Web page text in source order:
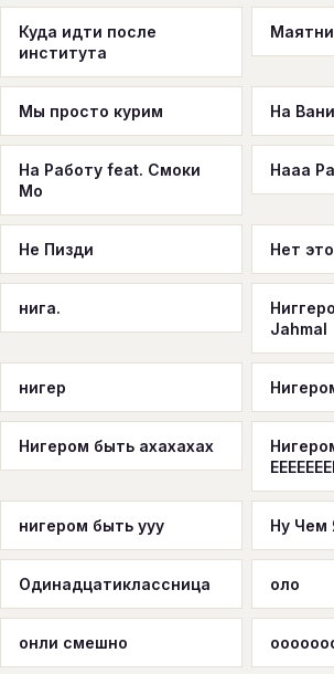
Куда идти после
института
Мы просто курим На
На Работу feat. Смоки
Мо
Нааа
Не Пизди Нет
нига.
Jahmal
нигер
Нигером быть ахахахах
нигером быть ууу Ну Чем
Одинадцатиклассница оло
онли смешно